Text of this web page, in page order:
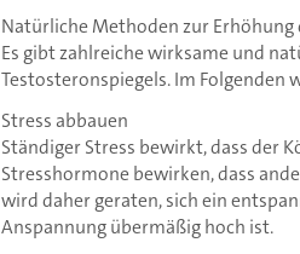
Natürliche Methoden zur Erhöhung
Es gibt zahlreiche wirksame und
Testosteronspiegels. Im Folgenden
Stress abbauen
Ständiger Stress bewirkt, dass der
Stresshormone bewirken, dass
wird daher geraten, sich ein
Anspannung übermäßig hoch ist.